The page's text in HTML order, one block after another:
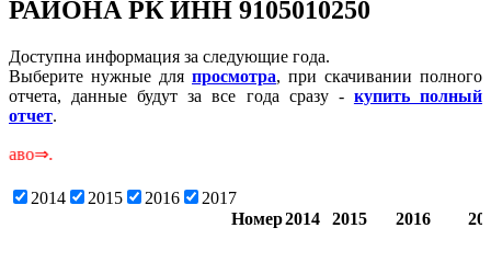
РАЙОНА РК ИНН 9105010250
Доступна информация за следующие года.
Выберите нужные для просмотра, при скачивании полного
отчета, данные будут за все года сразу - купить полный
отчет.
2014 2015 2016
2017
Номер2014 2015 2016